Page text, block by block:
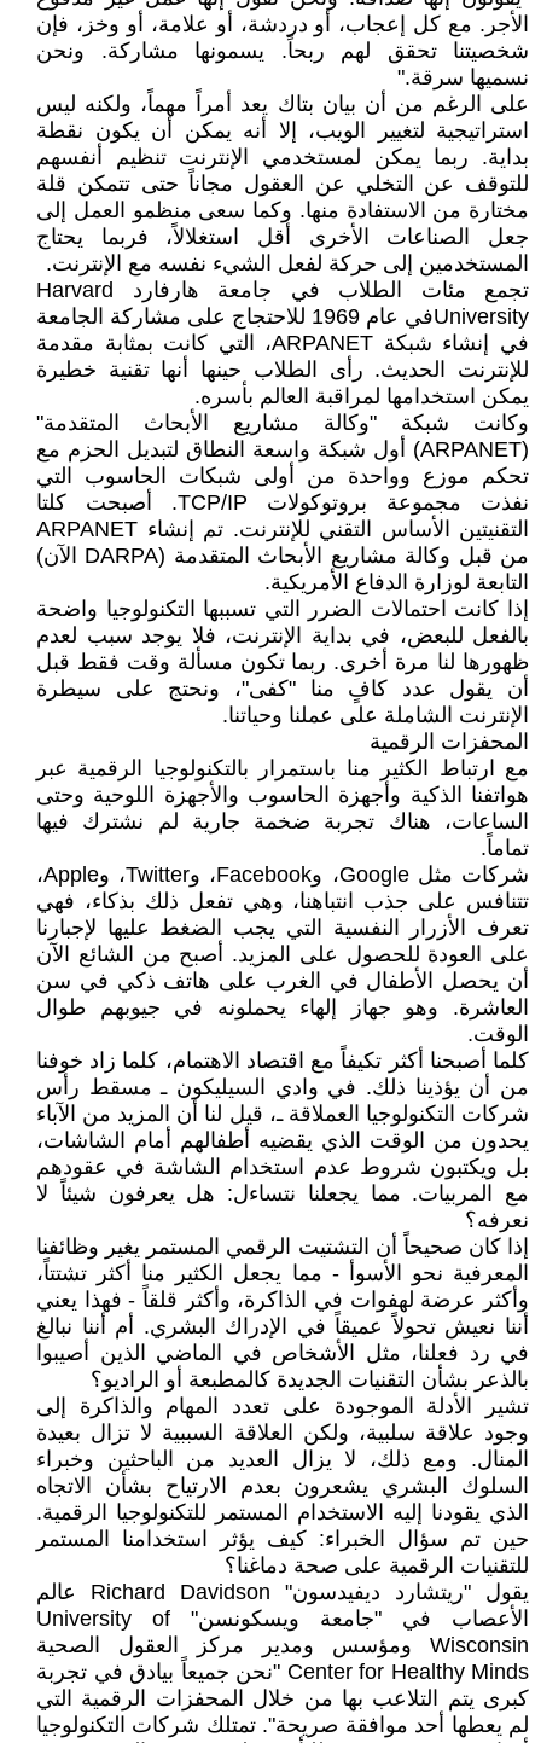
الأجر. مع كل إعجاب، أو دردشة، أو علامة، أو وخز، فإن
شخصيتنا تحقق لهم ربحاً. يسمونها مشاركة. ونحن
نسميها سرقة."
على الرغم من أن بيان بتاك يعد أمراً مهماً، ولكنه ليس
استراتيجية لتغيير الويب، إلا أنه يمكن أن يكون نقطة
بداية. ربما يمكن لمستخدمي الإنترنت تنظيم أنفسهم
للتوقف عن التخلي عن العقول مجاناً حتى تتمكن قلة
مختارة من الاستفادة منها. وكما سعى منظمو العمل إلى
جعل الصناعات الأخرى أقل استغلالاً، فربما يحتاج
المستخدمين إلى حركة لفعل الشيء نفسه مع الإنترنت.
تجمع مئات الطلاب في جامعة هارفارد Harvard
Universityفي عام 1969 للاحتجاج على مشاركة الجامعة
في إنشاء شبكة ARPANET، التي كانت بمثابة مقدمة
للإنترنت الحديث. رأى الطلاب حينها أنها تقنية خطيرة
يمكن استخدامها لمراقبة العالم بأسره.
وكانت شبكة "وكالة مشاريع الأبحاث المتقدمة"
(ARPANET) أول شبكة واسعة النطاق لتبديل الحزم مع
تحكم موزع وواحدة من أولى شبكات الحاسوب التي
نفذت مجموعة بروتوكولات TCP/IP. أصبحت كلتا
التقنيتين الأساس التقني للإنترنت. تم إنشاء ARPANET
من قبل وكالة مشاريع الأبحاث المتقدمة (DARPA الآن)
التابعة لوزارة الدفاع الأمريكية.
إذا كانت احتمالات الضرر التي تسببها التكنولوجيا واضحة
بالفعل للبعض، في بداية الإنترنت، فلا يوجد سبب لعدم
ظهورها لنا مرة أخرى. ربما تكون مسألة وقت فقط قبل
أن يقول عدد كافٍ منا "كفى"، ونحتج على سيطرة
الإنترنت الشاملة على عملنا وحياتنا.
المحفزات الرقمية
مع ارتباط الكثير منا باستمرار بالتكنولوجيا الرقمية عبر
هواتفنا الذكية وأجهزة الحاسوب والأجهزة اللوحية وحتى
الساعات، هناك تجربة ضخمة جارية لم نشترك فيها
تماماً.
شركات مثل Google، وFacebook، وTwitter، وApple،
تتنافس على جذب انتباهنا، وهي تفعل ذلك بذكاء، فهي
تعرف الأزرار النفسية التي يجب الضغط عليها لإجبارنا
على العودة للحصول على المزيد. أصبح من الشائع الآن
أن يحصل الأطفال في الغرب على هاتف ذكي في سن
العاشرة. وهو جهاز إلهاء يحملونه في جيوبهم طوال
الوقت.
كلما أصبحنا أكثر تكيفاً مع اقتصاد الاهتمام، كلما زاد خوفنا
من أن يؤذينا ذلك. في وادي السيليكون ـ مسقط رأس
شركات التكنولوجيا العملاقة ـ، قيل لنا أن المزيد من الآباء
يحدون من الوقت الذي يقضيه أطفالهم أمام الشاشات،
بل ويكتبون شروط عدم استخدام الشاشة في عقودهم
مع المربيات. مما يجعلنا نتساءل: هل يعرفون شيئاً لا
نعرفه؟
إذا كان صحيحاً أن التشتيت الرقمي المستمر يغير وظائفنا
المعرفية نحو الأسوأ - مما يجعل الكثير منا أكثر تشتتاً،
وأكثر عرضة لهفوات في الذاكرة، وأكثر قلقاً - فهذا يعني
أننا نعيش تحولاً عميقاً في الإدراك البشري. أم أننا نبالغ
في رد فعلنا، مثل الأشخاص في الماضي الذين أصيبوا
بالذعر بشأن التقنيات الجديدة كالمطبعة أو الراديو؟
تشير الأدلة الموجودة على تعدد المهام والذاكرة إلى
وجود علاقة سلبية، ولكن العلاقة السببية لا تزال بعيدة
المنال. ومع ذلك، لا يزال العديد من الباحثين وخبراء
السلوك البشري يشعرون بعدم الارتياح بشأن الاتجاه
الذي يقودنا إليه الاستخدام المستمر للتكنولوجيا الرقمية.
حين تم سؤال الخبراء: كيف يؤثر استخدامنا المستمر
للتقنيات الرقمية على صحة دماغنا؟
يقول "ريتشارد ديفيدسون" Richard Davidson عالم
الأعصاب في "جامعة ويسكونسن" University of
Wisconsin ومؤسس ومدير مركز العقول الصحية
Center for Healthy Minds "نحن جميعاً بيادق في تجربة
كبرى يتم التلاعب بها من خلال المحفزات الرقمية التي
لم يعطها أحد موافقة صريحة". تمتلك شركات التكنولوجيا